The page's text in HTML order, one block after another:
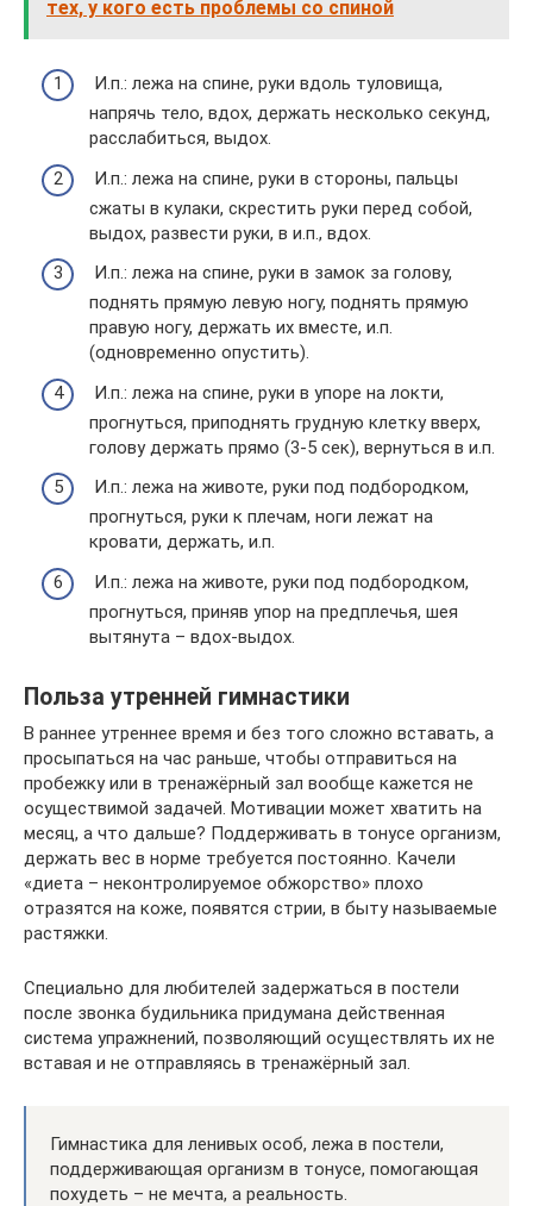
тех, у кого есть проблемы со спиной
И.п.: лежа на спине, руки вдоль туловища,
напрячь тело, вдох, держать несколько секунд,
расслабиться, выдох.
И.п.: лежа на спине, руки в стороны, пальцы
сжаты в кулаки, скрестить руки перед собой,
выдох, развести руки, в и.п., вдох.
И.п.: лежа на спине, руки в замок за голову,
поднять прямую левую ногу, поднять прямую
правую ногу, держать их вместе, и.п.
(одновременно опустить).
И.п.: лежа на спине, руки в упоре на локти,
прогнуться, приподнять грудную клетку вверх,
голову держать прямо (3-5 сек), вернуться в и.п.
И.п.: лежа на животе, руки под подбородком,
прогнуться, руки к плечам, ноги лежат на
кровати, держать, и.п.
И.п.: лежа на животе, руки под подбородком,
прогнуться, приняв упор на предплечья, шея
вытянута – вдох-выдох.
Польза утренней гимнастики
В раннее утреннее время и без того сложно вставать, а
просыпаться на час раньше, чтобы отправиться на
пробежку или в тренажёрный зал вообще кажется не
осуществимой задачей. Мотивации может хватить на
месяц, а что дальше? Поддерживать в тонусе организм,
держать вес в норме требуется постоянно. Качели
«диета – неконтролируемое обжорство» плохо
отразятся на коже, появятся стрии, в быту называемые
растяжки.
Специально для любителей задержаться в постели
после звонка будильника придумана действенная
система упражнений, позволяющий осуществлять их не
вставая и не отправляясь в тренажёрный зал.
Гимнастика для ленивых особ, лежа в постели,
поддерживающая организм в тонусе, помогающая
похудеть – не мечта, а реальность.